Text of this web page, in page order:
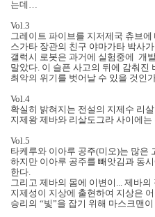
는데…
Vol.3
그레이트 파이브를 지저제국 츄브
스가타 장관의 친구 야마가타 박사
갤럭시 로봇은 과거에 실험중에 개
말았다. 이 슬픈 사고의 뒤에 감춰진
최악의 위기를 벗어날 수 있을 것인
Vol.4
확실히 밝혀지는 전설의 지제수 리살
지제왕 제바와 리살도그라 사이에
Vol.5
타케루와 이아루 공주(미오)는 많은
하지만 이아루 공주를 빼앗김과 동
한다.
그리고 제바의 몸에 이변이... 제바
지제성이 지상에 출현하여 지상은
승리의 “빛”을 잡기 위해 마스크맨